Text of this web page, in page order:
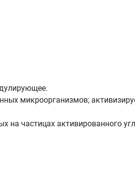
микроорганизмов;
на частицах активированного